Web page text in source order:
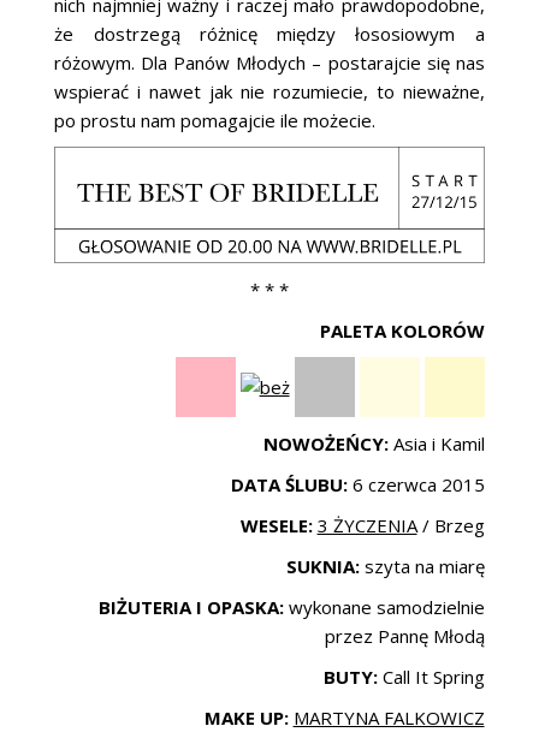
nich najmniej ważny i raczej mało prawdopodobne,
że dostrzegą różnicę między łososiowym a
różowym. Dla Panów Młodych – postarajcie się nas
wspierać i nawet jak nie rozumiecie, to nieważne,
po prostu nam pomagajcie ile możecie.
* * *
PALETA KOLORÓW
NOWOŻEŃCY: Asia i Kamil
DATA ŚLUBU: 6 czerwca 2015
WESELE: 3 ŻYCZENIA/ Brzeg
SUKNIA:szyta na miarę
BIŻUTERIA I OPASKA:wykonane samodzielnie
przez Pannę Młodą
BUTY:Call It Spring
MAKE UP: MARTYNA FALKOWICZ